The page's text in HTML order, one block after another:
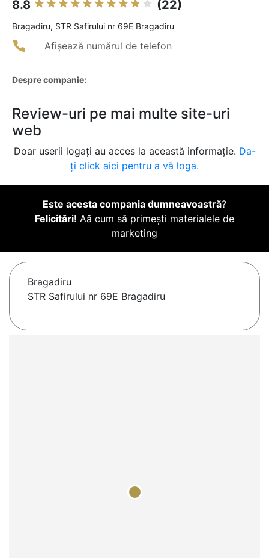
8.8 (22)
Bragadiru, STR Safirului nr 69E Bragadiru
Afișează numărul de telefon
Despre companie:
Review-uri pe mai multe site-uri
web
Doar userii logați au acces la această informație. Da-
ți click aici pentru a vă loga.
Este acesta compania dumneavoastră?
Felicitări! Aă cum să primești materialele de
marketing
Bragadiru
STR Safirului nr 69E Bragadiru